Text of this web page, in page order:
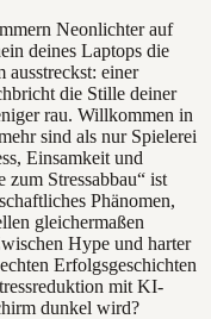
Neonlichter auf
deines Laptops die
einer
die Stille deiner
rau. Willkommen in
sind als nur Spielerei
Einsamkeit und
Stressabbau“ ist
Phänomen,
gleichermaßen
Hype und harter
Erfolgsgeschichten
mit KI-
dunkel wird?